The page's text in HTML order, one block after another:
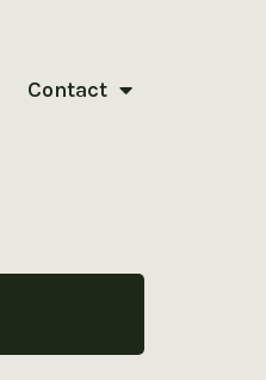
Contact